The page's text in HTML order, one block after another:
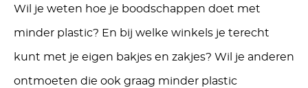
Wil je weten hoe je boodschappen doet met
minder plastic? En bij welke winkels je terecht
kunt met je eigen bakjes en zakjes? Wil je anderen
ontmoeten die ook graag minder plastic